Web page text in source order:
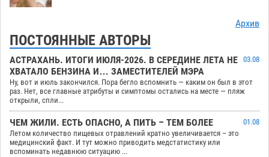
Архив
ПОСТОЯННЫЕ АВТОРЫ
АСТРАХАНЬ. ИТОГИ ИЮЛЯ-2026. В СЕРЕДИНЕ ЛЕТА НЕ
ХВАТАЛО БЕНЗИНА И… ЗАМЕСТИТЕЛЕЙ МЭРА
03.08
Ну, вот и июль закончился. Пора бегло вспомнить — каким он был в этот
раз. Нет, все главные атрибуты и симптомы остались на месте — пляж
открыли, спли...
ЧЕМ ЖИЛИ. ЕСТЬ ОПАСНО, А ПИТЬ – ТЕМ БОЛЕЕ
01.08
Летом количество пищевых отравлений кратно увеличивается – это
медицинский факт. И тут можно приводить медстатистику или
вспоминать недавнюю ситуацию ...